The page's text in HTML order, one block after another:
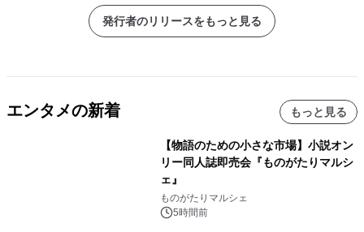
発行者のリリースをもっと見る
エンタメの新着 もっと見る
【物語のための小さな市場】小説オン
リー同人誌即売会『ものがたりマルシ
ェ』
ものがたりマルシェ
5時間前